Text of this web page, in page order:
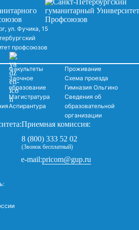
ул. Фучика, 15
профсоюзов
Факультеты
Заочное
образование
Магистратура
Аспирантура
Проживание
Схема проезда
Гимназия Ольгино
Сведения об
образовательной
организации
Приемная комиссия:
8 (800) 333 52 02
(Звонок бесплатный)
e-mail:pricom@gup.ru